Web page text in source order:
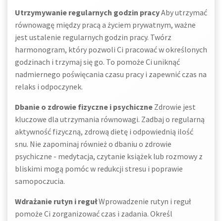
Utrzymywanie regularnych godzin pracyAby utrzymać
równowagę między pracą a życiem prywatnym, ważne
jest ustalenie regularnych godzin pracy. Twórz
harmonogram, który pozwoli Ci pracować w określonych
godzinach i trzymaj się go. To pomoże Ci uniknąć
nadmiernego poświęcania czasu pracy i zapewnić czas na
relaks i odpoczynek.
Dbanie o zdrowie fizyczne i psychiczne Zdrowie jest
kluczowe dla utrzymania równowagi. Zadbaj o regularną
aktywność fizyczną, zdrową dietę i odpowiednią ilość
snu. Nie zapominaj również o dbaniu o zdrowie
psychiczne - medytacja, czytanie książek lub rozmowy z
bliskimi mogą pomóc w redukcji stresu i poprawie
samopoczucia.
Wdrażanie rutyn i regułWprowadzenie rutyn i reguł
pomoże Ci zorganizować czas i zadania. Określ